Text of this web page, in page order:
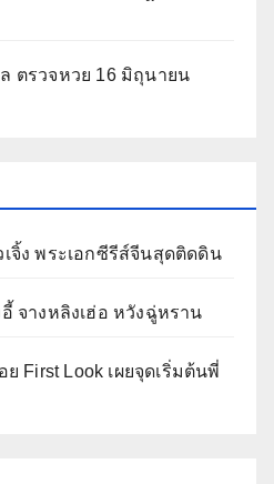
ตรวจหวย 16 มิถุนายน
จิ้ง พระเอกซีรีส์จีนสุดติดดิน
จางหลิงเฮ่อ หวังฉู่หราน
First Look เผยจุดเริ่มต้นพี่